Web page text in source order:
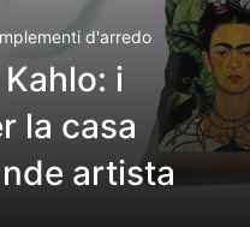
d'arredo
i
la casa
artista